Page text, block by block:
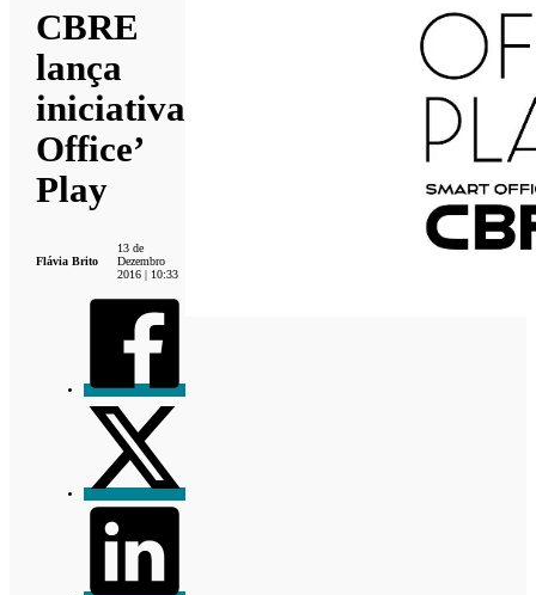
CBRE
lança
iniciativa
Office’
Play
Flávia Brito
13 de
Dezembro
2016 | 10:33